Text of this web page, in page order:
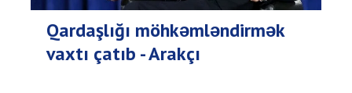
Qardaşlığı möhkəmləndirmək
vaxtı çatıb - Arakçı